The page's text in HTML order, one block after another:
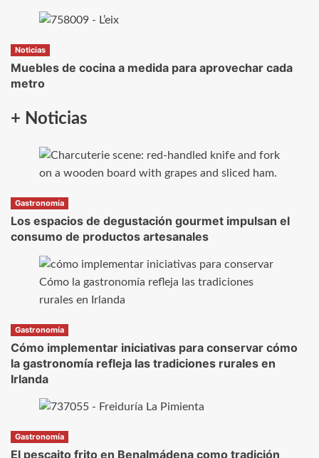
Noticias
Muebles de cocina a medida para aprovechar cada
metro
+ Noticias
Gastronomía
Los espacios de degustación gourmet impulsan el
consumo de productos artesanales
Gastronomía
Cómo implementar iniciativas para conservar cómo
la gastronomía refleja las tradiciones rurales en
Irlanda
Gastronomía
El pescaito frito en Benalmádena como tradición